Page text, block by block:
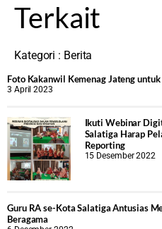
Terkait
Kategori : Berita
Foto Kakanwil Kemenag Jateng
3 April 2023
Ikuti Webinar
Salatiga Harap
Reporting
15 Desember 2022
Guru RA se-Kota Salatiga Antusias
Beragama